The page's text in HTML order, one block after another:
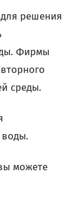
решения
Фирмы
среды.
можете